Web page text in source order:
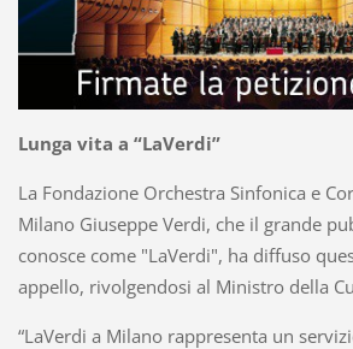
Lunga vita a “LaVerdi”
La Fondazione Orchestra Sinfonica e
Milano Giuseppe Verdi, che il grande
conosce come "LaVerdi", ha diffuso
appello, rivolgendosi al Ministro della
“LaVerdi a Milano rappresenta un